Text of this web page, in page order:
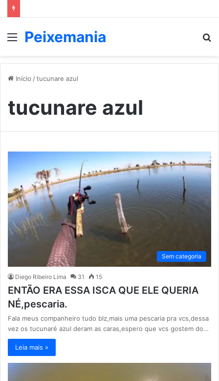
Menu
Peixemania
Início /tucunare azul
tucunare azul
Sem categoria
Diego Ribeiro Lima 31 15
ENTÃO ERA ESSA ISCA QUE ELE QUERIA
NÉ,pescaria.
Fala meus companheiro tudo blz,mais uma pescaria pra vcs,dessa
vez os tucunaré azul deram as caras,espero que vcs gostem do…
Leia mais »